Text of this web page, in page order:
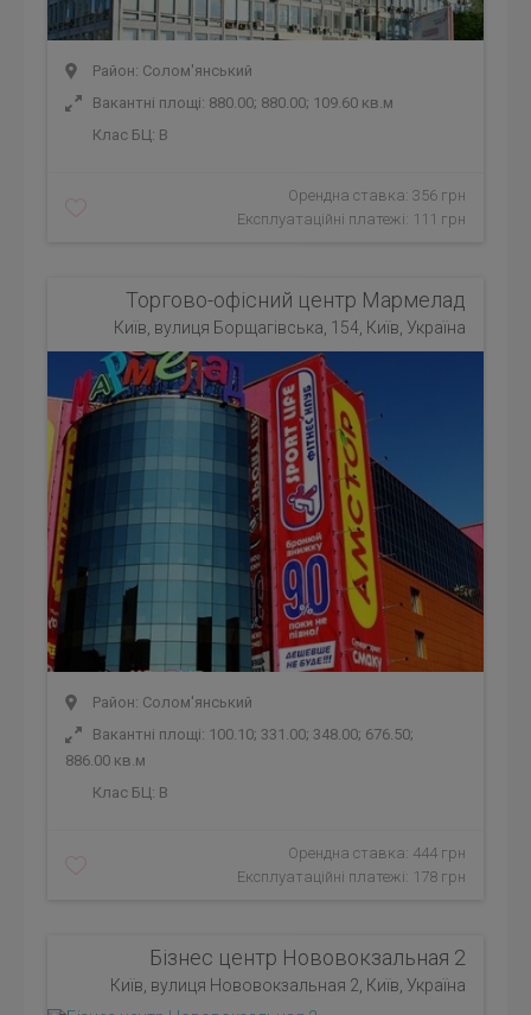
Район: Солом'янський
Вакантні площі: 880.00; 880.00; 109.60 кв.м
Клас БЦ: B
Орендна ставка: 356 грн
Експлуатаційні платежі: 111 грн
Торгово-офісний центр Мармелад
Київ, вулиця Борщагівська, 154, Київ, Україна
Район: Солом'янський
Вакантні площі: 100.10; 331.00; 348.00; 676.50;
886.00 кв.м
Клас БЦ: B
Орендна ставка: 444 грн
Експлуатаційні платежі: 178 грн
Бізнес центр Нововокзальная 2
Київ, вулиця Нововокзальная 2, Київ, Україна